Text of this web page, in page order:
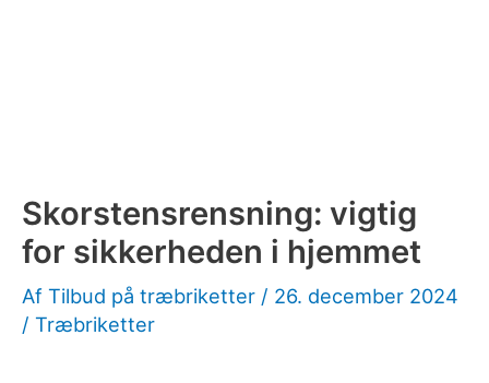
Skorstensrensning: vigtig
for sikkerheden i hjemmet
Af Tilbud på træbriketter / 26. december 2024
/ Træbriketter